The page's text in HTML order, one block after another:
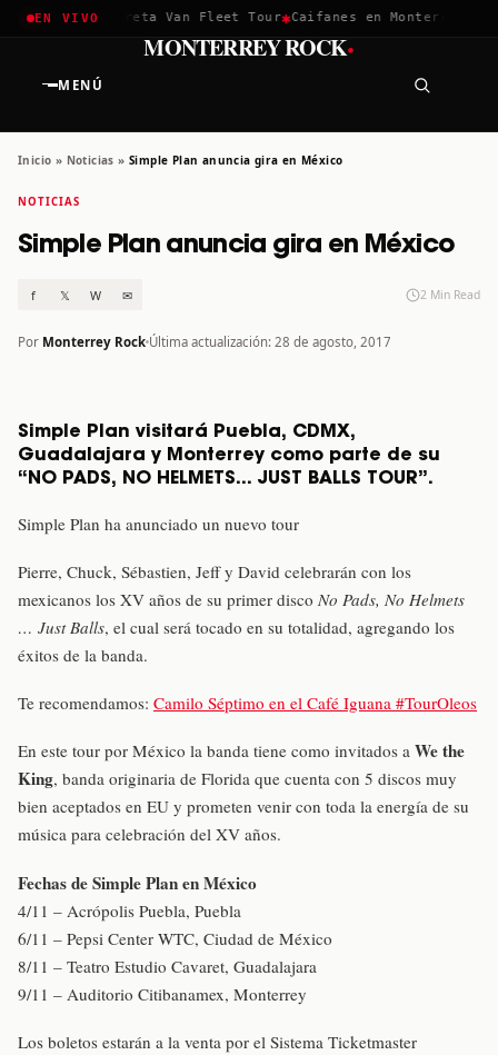
EN VIVO
2026✱ Greta Van Fleet Tour✱ Caifanes en Monterrey · 12
MENÚ
MONTERREY ROCK·
Inicio » Noticias » Simple Plan anuncia gira en México
NOTICIAS
Simple Plan anuncia gira en México
f 𝕏 W ✉ 2 Min Read
Por Monterrey Rock Última actualización: 28 de agosto, 2017
Simple Plan visitará Puebla, CDMX,
Guadalajara y Monterrey como parte de su
“NO PADS, NO HELMETS… JUST BALLS TOUR”.
Simple Plan ha anunciado un nuevo tour
Pierre, Chuck, Sébastien, Jeff y David celebrarán con los
mexicanos los XV años de su primer disco No Pads, No Helmets
… Just Balls, el cual será tocado en su totalidad, agregando los
éxitos de la banda.
Te recomendamos: Camilo Séptimo en el Café Iguana #TourOleos
En este tour por México la banda tiene como invitados a We the
King, banda originaria de Florida que cuenta con 5 discos muy
bien aceptados en EU y prometen venir con toda la energía de su
música para celebración del XV años.
Fechas de Simple Plan en México
4/11 – Acrópolis Puebla, Puebla
6/11 – Pepsi Center WTC, Ciudad de México
8/11 – Teatro Estudio Cavaret, Guadalajara
9/11 – Auditorio Citibanamex, Monterrey
Los boletos estarán a la venta por el Sistema Ticketmaster